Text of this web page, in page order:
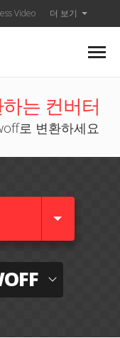
Video 더 보기
는 컨버터
로 변환하세요